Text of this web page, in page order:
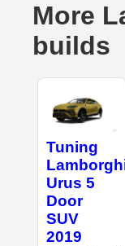
More
builds
Tuning
Urus 5
Door
SUV
2019